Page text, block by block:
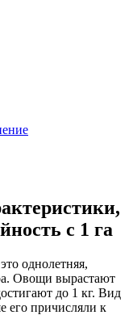
с 1 га
однолетняя,
Овощи вырастают
до 1 кг. Вид
его причисляли к